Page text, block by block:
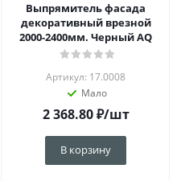
Выпрямитель фасада
декоративный врезной
2000-2400мм. Черный AQ
Артикул: 17.0008
Мало
2 368.80₽/шт
В корзину